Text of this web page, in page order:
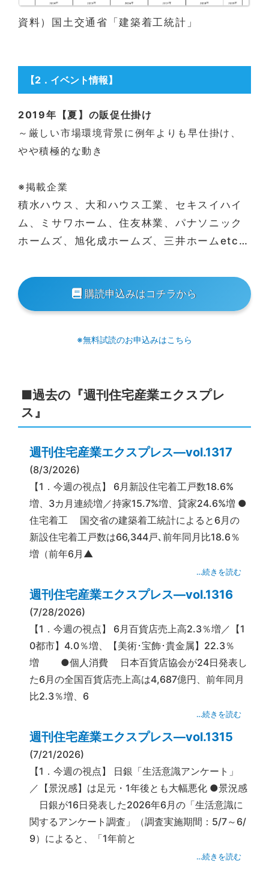
資料）国土交通省「建築着工統計」
【2 ．イベント情報】
2019年【夏】の販促仕掛け
～厳しい市場環境背景に例年よりも早仕掛け、
やや積極的な動き
※掲載企業
積水ハウス、大和ハウス工業、セキスイハイ
ム、ミサワホーム、住友林業、パナソニック
ホームズ、旭化成ホームズ、三井ホームetc…
購読申込みはコチラから
※無料試読のお申込みはこちら
■過去の『週刊住宅産業エクスプレ
ス』
週刊住宅産業エクスプレス―vol.1317
(8/3/2026)
【1．今週の視点】 6月新設住宅着工戸数18.6%
増、3カ月連続増／持家15.7%増、貸家24.6%増 ●
住宅着工 国交省の建築着工統計によると6月の
新設住宅着工戸数は66,344戸､前年同月比18.6％
増（前年6月▲
…続きを読む
週刊住宅産業エクスプレス―vol.1316
(7/28/2026)
【1．今週の視点】 6月百貨店売上高2.3％増／【1
0都市】4.0％増、【美術･宝飾･貴金属】22.3％
増 ●個人消費 日本百貨店協会が24日発表し
た6月の全国百貨店売上高は4,687億円、前年同月
比2.3％増、6
…続きを読む
週刊住宅産業エクスプレス―vol.1315
(7/21/2026)
【1．今週の視点】 日銀「生活意識アンケート」
／【景況感】は足元・1年後とも大幅悪化 ●景況感
日銀が16日発表した2026年6月の「生活意識に
関するアンケート調査」（調査実施期間：5/7～6/
9）によると、「1年前と
…続きを読む